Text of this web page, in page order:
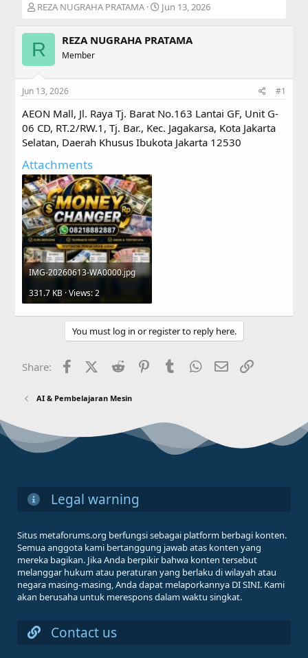
T
r
e
a
d
t
r
t
e
REZA NUGRAHA PRATAMA
S
r
a
Jun 13, 2026
R REZA NUGRAHA PRATAMA
Member
Jun 13, 2026 #1
AEON Mall, Jl. Raya Tj. Barat No.163 Lantai GF, Unit G-
06 CD, RT.2/RW.1, Tj. Bar., Kec. Jagakarsa, Kota Jakarta
Selatan, Daerah Khusus Ibukota Jakarta 12530
Attachments
IMG-20260613-WA0000.jpg
331.7 KB · Views: 2
You must log in or register to reply here.
Share: FacebookX (Twitter)
Reddit PinterestTumblr WhatsApp
Email
AI & Pembelajaran Mesin
Legal warning
Situs metaforums.org berfungsi sebagai platform berbagi konten.
Semua anggota kami bertanggung jawab atas konten yang
mereka bagikan. Jika Anda berpikir bahwa konten tersebut
melanggar hukum atau peraturan yang berlaku di wilayah atau
negara masing-masing, Anda dapat melaporkannya DI SINI. Kami
akan berusaha untuk merespons dalam waktu singkat.
Contact us